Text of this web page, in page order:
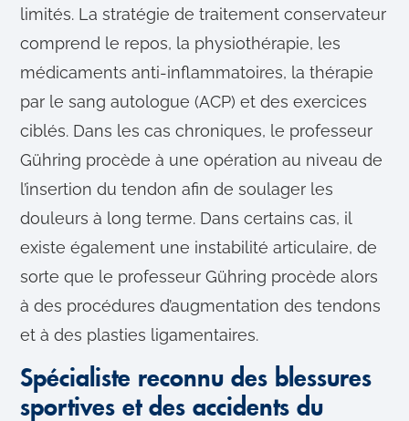
limités. La stratégie de traitement conservateur
comprend le repos, la physiothérapie, les
médicaments anti-inflammatoires, la thérapie
par le sang autologue (ACP) et des exercices
ciblés. Dans les cas chroniques, le professeur
Gühring procède à une opération au niveau de
l’insertion du tendon afin de soulager les
douleurs à long terme. Dans certains cas, il
existe également une instabilité articulaire, de
sorte que le professeur Gühring procède alors
à des procédures d’augmentation des tendons
et à des plasties ligamentaires.
Spécialiste reconnu des blessures
sportives et des accidents du